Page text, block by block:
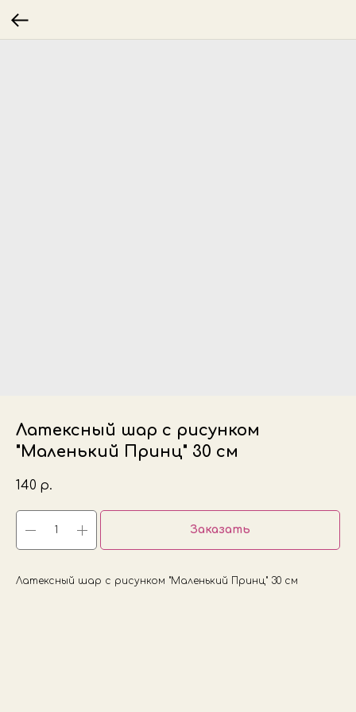
Латексный шар с рисунком
"Маленький Принц" 30 см
140 р.
Заказать
Латексный шар с рисунком "Маленький Принц" 30 см